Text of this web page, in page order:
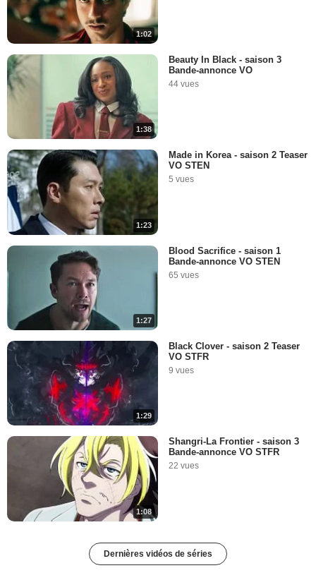
1:02
1:38
Beauty In Black - saison 3
Bande-annonce VO
44 vues
1:23
Made in Korea - saison 2 Teaser
VO STEN
5 vues
1:27
Blood Sacrifice - saison 1
Bande-annonce VO STEN
65 vues
1:29
Black Clover - saison 2 Teaser
VO STFR
9 vues
1:08
Shangri-La Frontier - saison 3
Bande-annonce VO STFR
22 vues
Dernières vidéos de séries